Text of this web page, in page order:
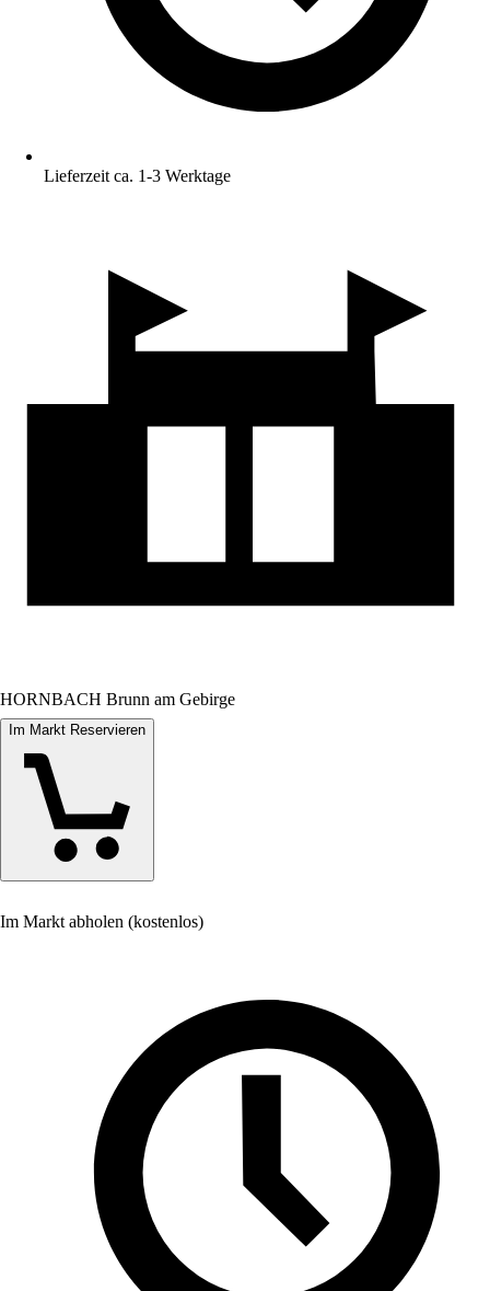
Lieferzeit ca. 1-3 Werktage
HORNBACH Brunn am Gebirge
Im Markt Reservieren
Im Markt abholen (kostenlos)